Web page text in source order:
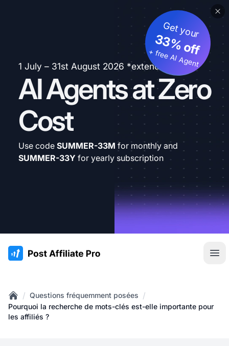
1 July – 31st August 2026 *extended
AI Agents at Zero
Cost
Get your
33% off
+ free AI Agent
Use code SUMMER-33M for monthly and
SUMMER-33Y for yearly subscription
:site.title
Home
/ Questions fréquemment posées /
Pourquoi la recherche de mots-clés est-elle importante pour
les affiliés ?